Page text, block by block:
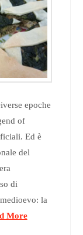
epoche
of
Ed è
del
di
la
More